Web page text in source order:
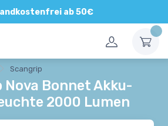
ab 50€
persönliche Beratung
Scangrip
Bonnet Akku-
2000 Lumen